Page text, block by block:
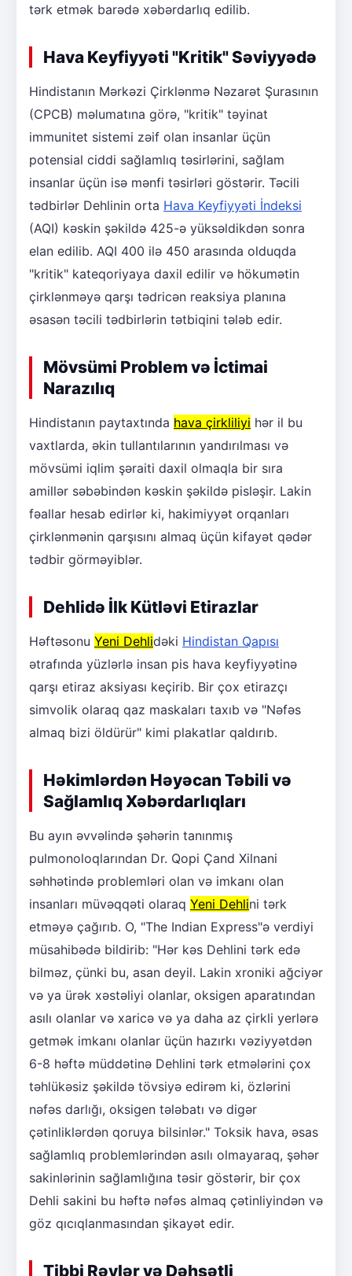
tərk etmək barədə xəbərdarlıq edilib.
Hava Keyfiyyəti "Kritik" Səviyyədə
Hindistanın Mərkəzi Çirklənmə Nəzarət Şurasının
(CPCB) məlumatına görə, "kritik" təyinat
immunitet sistemi zəif olan insanlar üçün
potensial ciddi sağlamlıq təsirlərini, sağlam
insanlar üçün isə mənfi təsirləri göstərir. Təcili
tədbirlər Dehlinin orta Hava Keyfiyyəti İndeksi
(AQI) kəskin şəkildə 425-ə yüksəldikdən sonra
elan edilib. AQI 400 ilə 450 arasında olduqda
"kritik" kateqoriyaya daxil edilir və hökumətin
çirklənməyə qarşı tədricən reaksiya planına
əsasən təcili tədbirlərin tətbiqini tələb edir.
Mövsümi Problem və İctimai
Narazılıq
Hindistanın paytaxtında hava çirkliliyi hər il bu
vaxtlarda, əkin tullantılarının yandırılması və
mövsümi iqlim şəraiti daxil olmaqla bir sıra
amillər səbəbindən kəskin şəkildə pisləşir. Lakin
fəallar hesab edirlər ki, hakimiyyət orqanları
çirklənmənin qarşısını almaq üçün kifayət qədər
tədbir görməyiblər.
Dehlidə İlk Kütləvi Etirazlar
Həftəsonu Yeni Dehlidəki Hindistan Qapısı
ətrafında yüzlərlə insan pis hava keyfiyyətinə
qarşı etiraz aksiyası keçirib. Bir çox etirazçı
simvolik olaraq qaz maskaları taxıb və "Nəfəs
almaq bizi öldürür" kimi plakatlar qaldırıb.
Həkimlərdən Həyəcan Təbili və
Sağlamlıq Xəbərdarlıqları
Bu ayın əvvəlində şəhərin tanınmış
pulmonoloqlarından Dr. Qopi Çand Xilnani
səhhətində problemləri olan və imkanı olan
insanları müvəqqəti olaraq Yeni Dehlini tərk
etməyə çağırıb. O, "The Indian Express"ə verdiyi
müsahibədə bildirib: "Hər kəs Dehlini tərk edə
bilməz, çünki bu, asan deyil. Lakin xroniki ağciyər
və ya ürək xəstəliyi olanlar, oksigen aparatından
asılı olanlar və xaricə və ya daha az çirkli yerlərə
getmək imkanı olanlar üçün hazırkı vəziyyətdən
6-8 həftə müddətinə Dehlini tərk etmələrini çox
təhlükəsiz şəkildə tövsiyə edirəm ki, özlərini
nəfəs darlığı, oksigen tələbatı və digər
çətinliklərdən qoruya bilsinlər." Toksik hava, əsas
sağlamlıq problemlərindən asılı olmayaraq, şəhər
sakinlərinin sağlamlığına təsir göstərir, bir çox
Dehli sakini bu həftə nəfəs almaq çətinliyindən və
göz qıcıqlanmasından şikayət edir.
Tibbi Rəylər və Dəhşətli